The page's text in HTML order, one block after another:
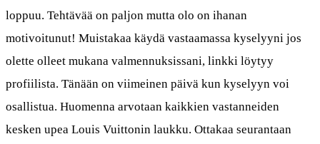
loppuu. Tehtävää on paljon mutta olo on ihanan
motivoitunut! Muistakaa käydä vastaamassa kyselyyni jos
olette olleet mukana valmennuksissani, linkki löytyy
profiilista. Tänään on viimeinen päivä kun kyselyyn voi
osallistua. Huomenna arvotaan kaikkien vastanneiden
kesken upea Louis Vuittonin laukku. Ottakaa seurantaan